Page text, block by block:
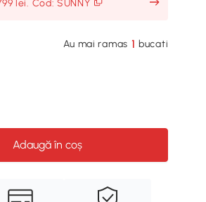
lei. Cod: SUNNY
Au mai ramas 1bucati
Adaugă în coș